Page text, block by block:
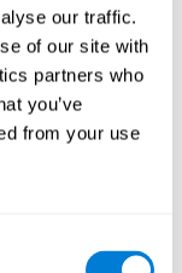
our traffic.
of our site with
partners who
you’ve
from your use
složenih
da
ili ideju